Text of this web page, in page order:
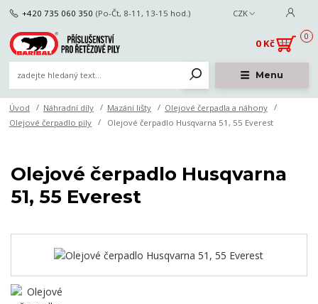
Menu
CZK
+420 735 060 350 (Po-Čt, 8-11, 13-15 hod.)
0
0 Kč
Úvod Náhradní díly Mazání lišty
Olejové čerpadla a náhony
Olejové čerpadlo pily
Olejové čerpadlo Husqvarna 51, 55 Everest
Olejové čerpadlo Husqvarna
51, 55 Everest